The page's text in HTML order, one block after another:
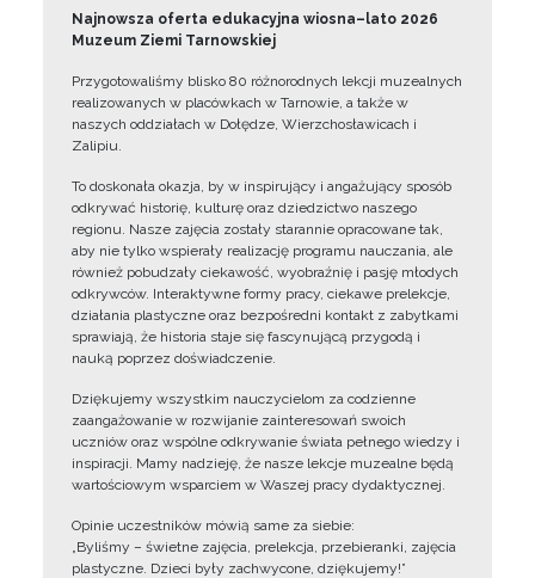
Najnowsza oferta edukacyjna wiosna–lato 2026
Muzeum Ziemi Tarnowskiej
Przygotowaliśmy blisko 80 różnorodnych lekcji muzealnych
realizowanych w placówkach w Tarnowie, a także w
naszych oddziałach w Dołędze, Wierzchosławicach i
Zalipiu.
To doskonała okazja, by w inspirujący i angażujący sposób
odkrywać historię, kulturę oraz dziedzictwo naszego
regionu. Nasze zajęcia zostały starannie opracowane tak,
aby nie tylko wspierały realizację programu nauczania, ale
również pobudzały ciekawość, wyobraźnię i pasję młodych
odkrywców. Interaktywne formy pracy, ciekawe prelekcje,
działania plastyczne oraz bezpośredni kontakt z zabytkami
sprawiają, że historia staje się fascynującą przygodą i
nauką poprzez doświadczenie.
Dziękujemy wszystkim nauczycielom za codzienne
zaangażowanie w rozwijanie zainteresowań swoich
uczniów oraz wspólne odkrywanie świata pełnego wiedzy i
inspiracji. Mamy nadzieję, że nasze lekcje muzealne będą
wartościowym wsparciem w Waszej pracy dydaktycznej.
Opinie uczestników mówią same za siebie:
„Byliśmy – świetne zajęcia, prelekcja, przebieranki, zajęcia
plastyczne. Dzieci były zachwycone, dziękujemy!”